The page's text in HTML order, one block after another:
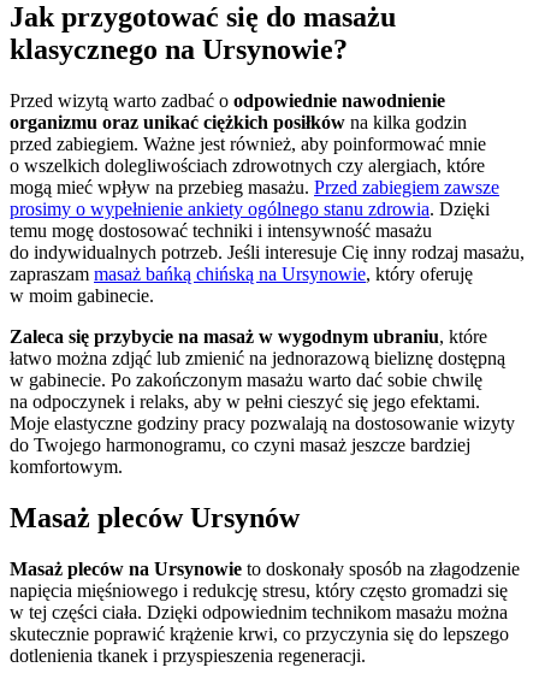
Jak przygotować się do masażu
klasycznego na Ursynowie?
Przed wizytą warto zadbać o odpowiednie nawodnienie
organizmu oraz unikać ciężkich posiłków na kilka godzin
przed zabiegiem. Ważne jest również, aby poinformować mnie
o wszelkich dolegliwościach zdrowotnych czy alergiach, które
mogą mieć wpływ na przebieg masażu. Przed zabiegiem zawsze
prosimy o wypełnienie ankiety ogólnego stanu zdrowia. Dzięki
temu mogę dostosować techniki i intensywność masażu
do indywidualnych potrzeb. Jeśli interesuje Cię inny rodzaj masażu,
zapraszam masaż bańką chińską na Ursynowie, który oferuję
w moim gabinecie.
Zaleca się przybycie na masaż w wygodnym ubraniu, które
łatwo można zdjąć lub zmienić na jednorazową bieliznę dostępną
w gabinecie. Po zakończonym masażu warto dać sobie chwilę
na odpoczynek i relaks, aby w pełni cieszyć się jego efektami.
Moje elastyczne godziny pracy pozwalają na dostosowanie wizyty
do Twojego harmonogramu, co czyni masaż jeszcze bardziej
komfortowym.
Masaż pleców Ursynów
Masaż pleców na Ursynowie to doskonały sposób na złagodzenie
napięcia mięśniowego i redukcję stresu, który często gromadzi się
w tej części ciała. Dzięki odpowiednim technikom masażu można
skutecznie poprawić krążenie krwi, co przyczynia się do lepszego
dotlenienia tkanek i przyspieszenia regeneracji.